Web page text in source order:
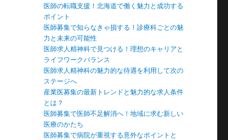
医師の転職支援！北海道で働く魅力と成功する
ポイント
医師募集で知らなきゃ損する！診療科ごとの魅
力と未来の可能性
医師求人精神科で見つける！理想のキャリアと
ライフワークバランス
医師求人精神科の魅力的な待遇を利用して次の
ステージへ
産業医募集の最新トレンドと魅力的な求人条件
とは？
医師募集で医師不足解消へ！地域に求む新しい
医療のかたち
医師募集で病院が重視する意外なポイントと